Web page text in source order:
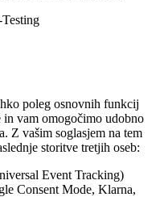
poleg osnovnih funkcij
vam omogočimo udobno
Z vašim soglasjem na tem
storitve tretjih oseb:
Event Tracking)
Consent Mode, Klarna,